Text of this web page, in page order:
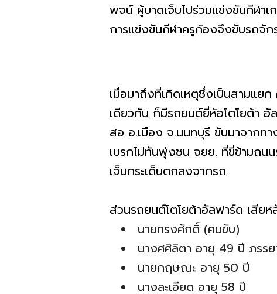
พจน์ ผู้บาดเจ็บไปร่วมแข่งขันกีฬา
การแข่งขันกีฬาครูก้องจึงขับรถจั
เมื่อมาถึงที่เกิดเหตุซึ่งเป็นสามแย
เดียวกัน ก็มีรถยนต์ยี่ห้อโตโยต้า
สอ อ.เมือง จ.นนทบุรี ขับมาจากท
เบรกไม่ทันพุ่งชน จยย. ที่ขี่ข้ามถนน
เจ็บกระเด็นตกลงจากรถ
ส่วนรถยนต์โตโยต้าอัลฟาร์ด เสีย
นายทรงศักดิ์ (คนขับ)
นางศศิลิตา อายุ 49 ปี ภรรย
นายกฤษณะ อายุ 50 ปี
นางละเอียด อายุ 58 ปี